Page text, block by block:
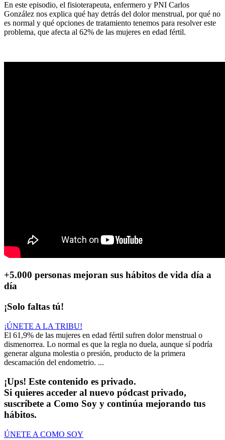
En este episodio, el fisioterapeuta, enfermero y PNI Carlos
González nos explica qué hay detrás del dolor menstrual, por qué no
es normal y qué opciones de tratamiento tenemos para resolver este
problema, que afecta al 62% de las mujeres en edad fértil.
+5.000 personas mejoran sus hábitos de vida día a
día
¡Solo faltas tú!
¡ÚNETE A LA TRIBU!
El 61,9% de las mujeres en edad fértil sufren dolor menstrual o
dismenorrea. Lo normal es que la regla no duela, aunque sí podría
generar alguna molestia o presión, producto de la primera
descamación del endometrio. ...
¡Ups! Este contenido es privado.
Si quieres acceder al nuevo pódcast privado,
suscríbete a Como Soy y continúa mejorando tus
hábitos.
ÚNETE A COMO SOY